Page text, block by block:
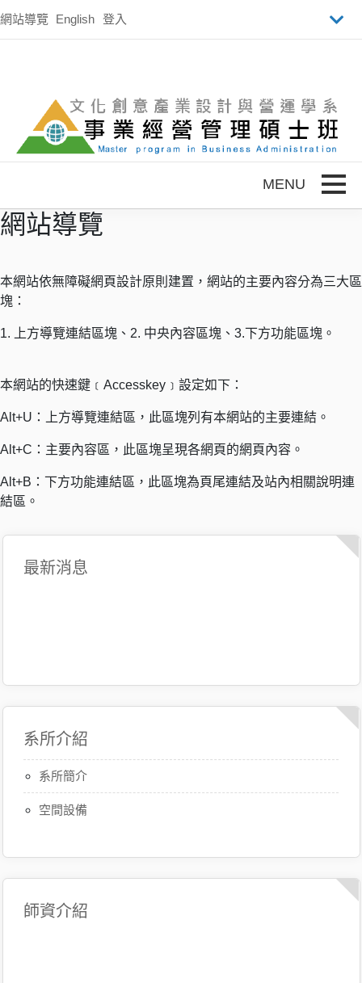
網站導覽 English 登入
網站導覽
本網站依無障礙網頁設計原則建置，網站的主要內容分為三大區
塊：
1. 上方導覽連結區塊、2. 中央內容區塊、3.下方功能區塊。
本網站的快速鍵﹝Accesskey﹞設定如下：
Alt+U：上方導覽連結區，此區塊列有本網站的主要連結。
Alt+C：主要內容區，此區塊呈現各網頁的網頁內容。
Alt+B：下方功能連結區，此區塊為頁尾連結及站內相關說明連
結區。
最新消息
系所介紹
系所簡介
空間設備
師資介紹